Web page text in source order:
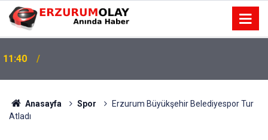
11:40
Anasayfa Spor
Erzurum Büyükşehir Belediyespor Tur
Atladı